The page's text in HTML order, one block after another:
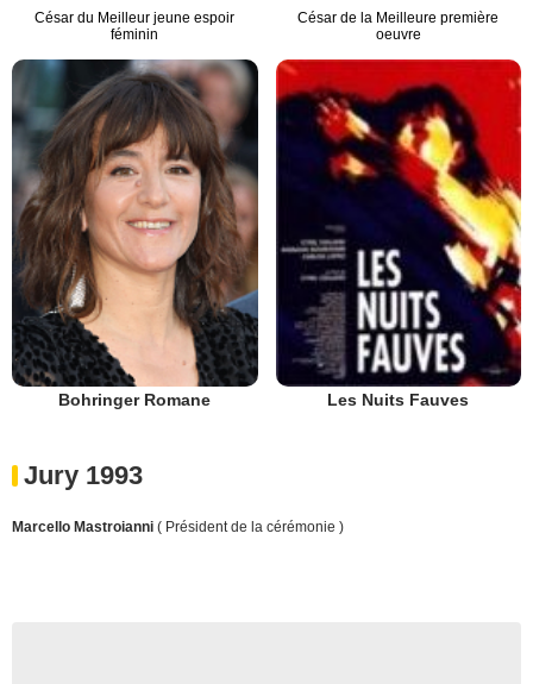
César du Meilleur jeune espoir
féminin
Bohringer Romane
César de la Meilleure première
oeuvre
Les Nuits Fauves
Jury 1993
Marcello Mastroianni ( Président de la cérémonie )